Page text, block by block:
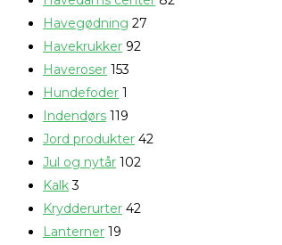
Havegødning 27
Havekrukker 92
Haveroser 153
Hundefoder 1
Indendørs 119
Jord produkter 42
Jul og nytår 102
Kalk 3
Krydderurter 42
Lanterner 19